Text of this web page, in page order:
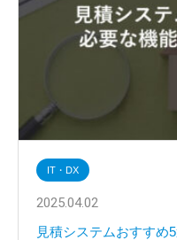
IT・DX
2025.04.02
見積システムおすすめ